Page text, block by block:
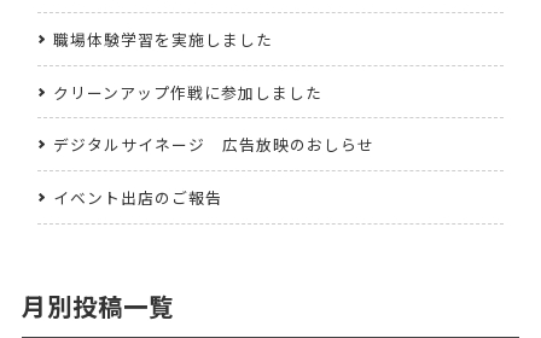
職場体験学習を実施しました
クリーンアップ作戦に参加しました
デジタルサイネージ 広告放映のおしらせ
イベント出店のご報告
月別投稿一覧